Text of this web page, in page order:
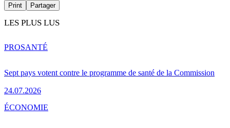
Print Partager
LES PLUS LUS
Sept pays votent contre le programme de santé de la Commission
24.07.2026
PROSANTÉ
ÉCONOMIE